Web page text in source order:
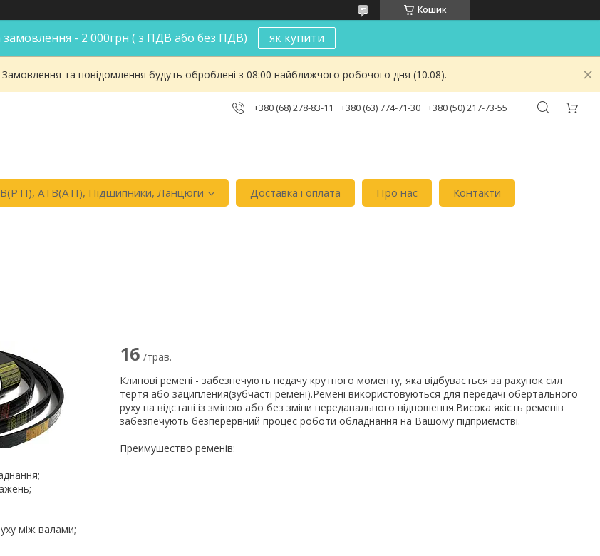
Кошик
замовлення - 2 000грн ( з ПДВ або без ПДВ) як купити
Замовлення та повідомлення будуть оброблені з 08:00 найближчого робочого дня (10.08).
+380 (68) 278-83-11 +380 (63) 774-71-30 +380 (50) 217-73-55
АТВ(АТI), Пiдшипники, Ланцюги Доставка i оплата Про нас Контакти
16 /трав.
Клинові ремені - забезпечують педачу крутного моменту, яка відбувається за рахунок сил
тертя або заципления(зубчасті ремені).Ремені використовуються для передачі обертального
руху на відстані із зміною або без зміни передавального відношення.Висока якість ременів
забезпечують безперервний процес роботи обладнання на Вашому підприємстві.
Преимушество ременів:
між валами;